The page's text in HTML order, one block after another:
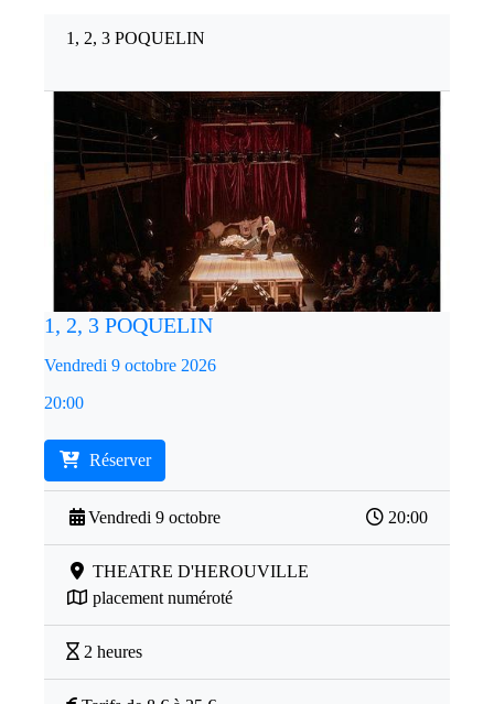
1, 2, 3 POQUELIN
1, 2, 3 POQUELIN
Vendredi 9 octobre 2026
20:00
Réserver
Vendredi 9 octobre 20:00
THEATRE D'HEROUVILLE
placement numéroté
2 heures